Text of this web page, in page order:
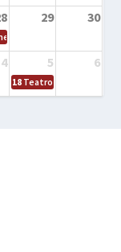
29 30
en el calle – Tintín y el
4 5 6
18 Teatro – Tres